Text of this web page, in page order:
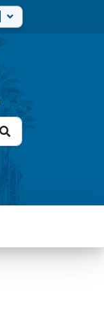
Ir
resultado